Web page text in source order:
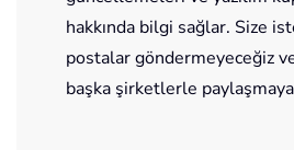
hakkında bilgi sağlar. Size
postalar göndermeyeceğiz
başka şirketlerle